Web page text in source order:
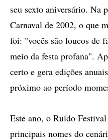
seu sexto aniversário. Na
Carnaval de 2002, o que
foi: "vocês são loucos de
meio da festa profana".
certo e gera edições
próximo ao período
Este ano, o Ruído
principais nomes do